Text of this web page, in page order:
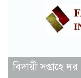
বিদায়ী সপ্তাহে